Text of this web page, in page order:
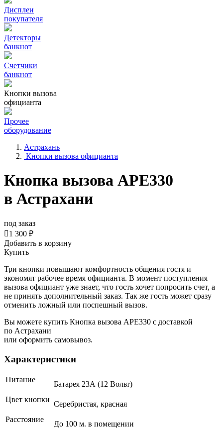
Дисплеи
покупателя
Детекторы
банкнот
Счетчики
банкнот
Кнопки вызова
официанта
Прочее
оборудование
Астрахань
Кнопки вызова официанта
Кнопка вызова АРЕ330
в Астрахани
под заказ
1 300 ₽
Добавить в корзину
Купить
Три кнопки повышают комфортность общения гостя и
экономят рабочее время официанта. В момент поступления
вызова официант уже знает, что гость хочет попросить счет, а
не принять дополнительный заказ. Так же гость может сразу
отменить ложный или поспешный вызов.
Вы можете купить Кнопка вызова АРЕ330 с доставкой
по Астрахани
или оформить самовывоз.
Характеристики
Питание
Батарея 23А (12 Вольт)
Цвет кнопки
Серебристая, красная
Расстояние
До 100 м. в помещении